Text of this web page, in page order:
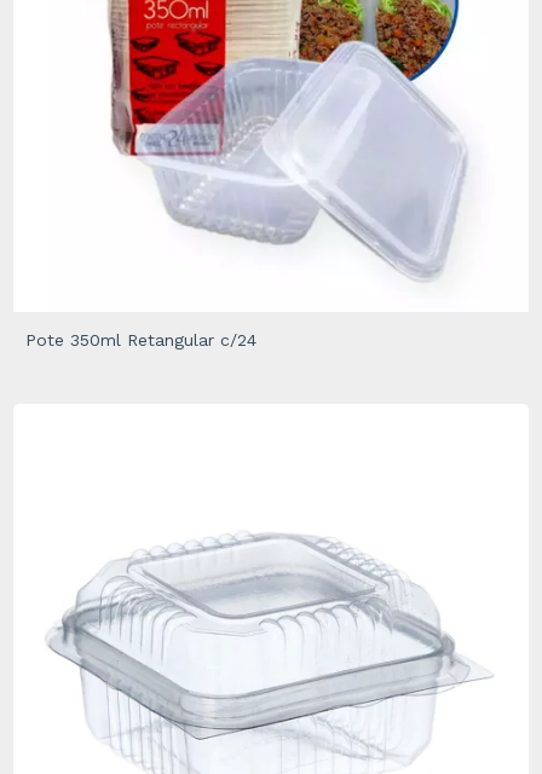
Pote 350ml Retangular c/24